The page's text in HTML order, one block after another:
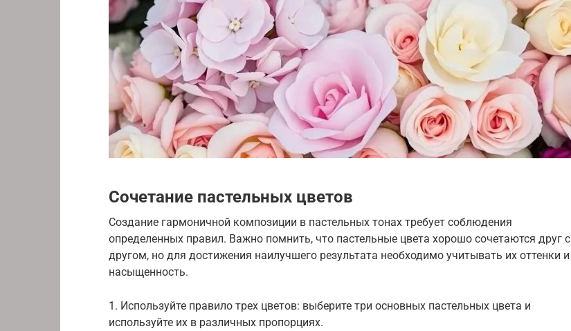
Сочетание пастельных цветов
Создание гармоничной композиции в пастельных тонах требует соблюдения
определенных правил. Важно помнить, что пастельные цвета хорошо сочетаются друг с
другом, но для достижения наилучшего результата необходимо учитывать их оттенки и
насыщенность.
1. Используйте правило трех цветов: выберите три основных пастельных цвета и
используйте их в различных пропорциях.